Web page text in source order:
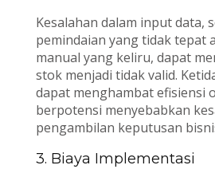
Kesalahan dalam input data,
pemindaian yang tidak tepat
manual yang keliru, dapat
stok menjadi tidak valid.
dapat menghambat efisiensi
berpotensi menyebabkan
pengambilan keputusan
3. Biaya Implementasi